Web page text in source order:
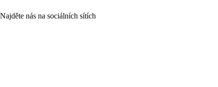
Najděte nás na sociálních sítích